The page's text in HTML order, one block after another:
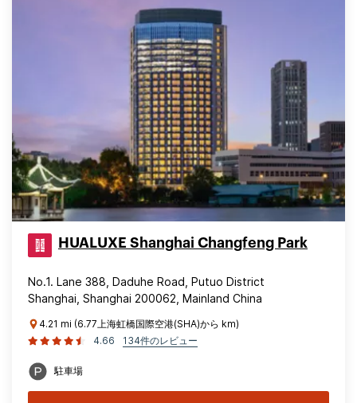
HUALUXE Shanghai Changfeng Park
No.1. Lane 388, Daduhe Road, Putuo District
Shanghai, Shanghai 200062, Mainland China
4.21 mi (6.77上海虹橋国際空港(SHA)から km)
4.66
134件のレビュー
駐車場